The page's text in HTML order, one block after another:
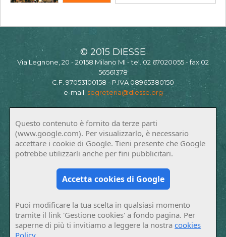
© 2015 DIESSE
Via Legnone, 20 - 20158 Milano MI - tel. 02 67020055 - fax 02
56561378
C.F. 97053100158 - P.IVA 08965380150
e-mail: segreteria@diesse.org
Questo contenuto è fornito da terze parti
(www.google.com). Per visualizzarlo, è necessario
accettare i cookie di Google. Tieni presente che Google
potrebbe utilizzarli anche per fini pubblicitari.
Accetta cookies di Google
Puoi modificare la tua scelta in qualsiasi momento
tramite il link 'Gestione cookies' a fondo pagina. Per
saperne di più ti invitiamo a leggere la nostracookies
Policy.